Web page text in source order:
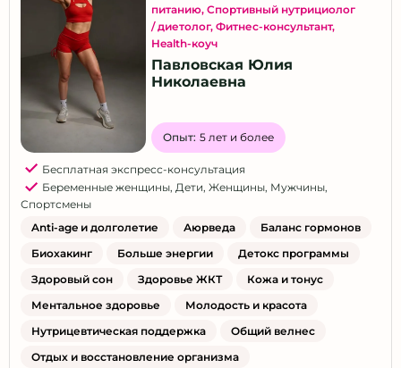
питанию, Спортивный нутрициолог
/ диетолог, Фитнес-консультант,
Health-коуч
Павловская Юлия
Николаевна
Опыт: 5 лет и более
Бесплатная экспресс-консультация
Беременные женщины, Дети, Женщины, Мужчины,
Спортсмены
Anti-age и долголетие
Аюрведа
Баланс гормонов
Биохакинг
Больше энергии
Детокс программы
Здоровый сон
Здоровье ЖКТ
Кожа и тонус
Ментальное здоровье
Молодость и красота
Нутрицевтическая поддержка
Общий велнес
Отдых и восстановление организма